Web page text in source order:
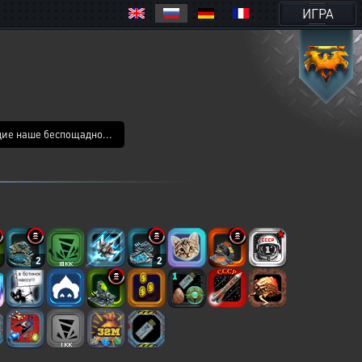
ИГРА
наше беспощадно...
2 2